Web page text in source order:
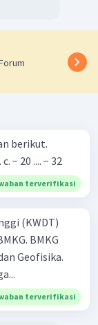
berikut.
Lengkapilah dengan tanda &gt; atau &lt; . c. − 20 .... − 32
terverifikasi
(KWDT)
BMKG
Geofisika.
terverifikasi